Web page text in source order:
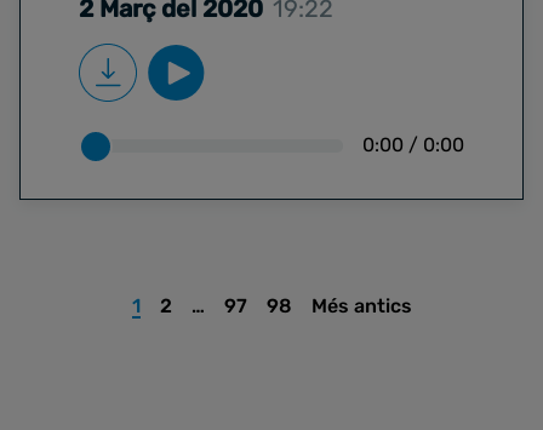
2 Març del 2020 19:22
0:00 / 0:00
1 2 … 97 98 Més antics